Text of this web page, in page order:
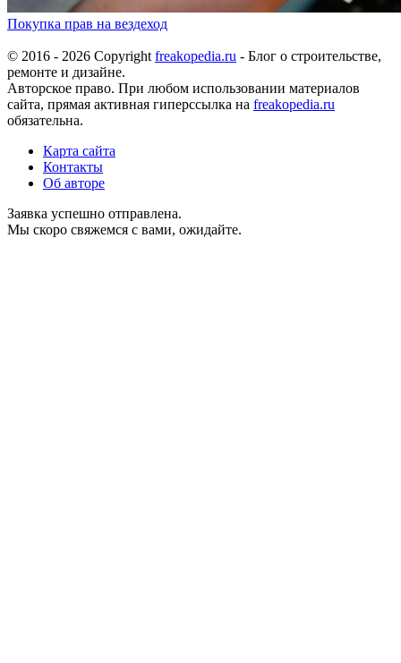
Покупка прав на вездеход
© 2016 - 2026 Copyright freakopedia.ru - Блог о строительстве,
ремонте и дизайне.
Авторское право. При любом использовании материалов
сайта, прямая активная гиперссылка на freakopedia.ru
обязательна.
Карта сайта
Контакты
Об авторе
Заявка успешно отправлена.
Мы скоро свяжемся с вами, ожидайте.